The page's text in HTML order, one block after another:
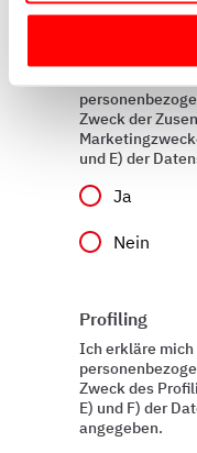
Ihr Gerät
bestimmten
verarbeitet werden,
Abschnitt
personalisieren,
zu können und die
analysieren.
soziale Medien,
weiteren Daten
haben oder die sie
gesammelt haben.
Zweck der
und E) der
Ja
Nein
Profiling
Ich erkläre
Zweck des
E) und F) der
angegeben.